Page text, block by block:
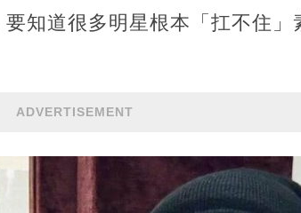
知道很多明星根本「扛不住」
ADVERTISEMENT